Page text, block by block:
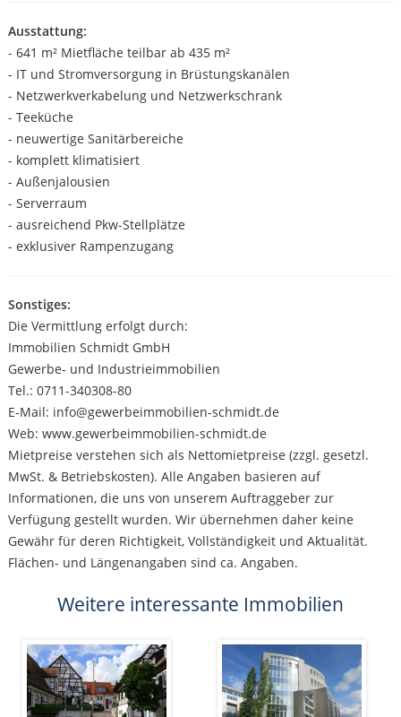
Ausstattung:
- 641 m² Mietfläche teilbar ab 435 m²
- IT und Stromversorgung in Brüstungskanälen
- Netzwerkverkabelung und Netzwerkschrank
- Teeküche
- neuwertige Sanitärbereiche
- komplett klimatisiert
- Außenjalousien
- Serverraum
- ausreichend Pkw-Stellplätze
- exklusiver Rampenzugang
Sonstiges:
Die Vermittlung erfolgt durch:
Immobilien Schmidt GmbH
Gewerbe- und Industrieimmobilien
Tel.: 0711-340308-80
E-Mail: info@gewerbeimmobilien-schmidt.de
Web: www.gewerbeimmobilien-schmidt.de
Mietpreise verstehen sich als Nettomietpreise (zzgl. gesetzl.
MwSt. & Betriebskosten). Alle Angaben basieren auf
Informationen, die uns von unserem Auftraggeber zur
Verfügung gestellt wurden. Wir übernehmen daher keine
Gewähr für deren Richtigkeit, Vollständigkeit und Aktualität.
Flächen- und Längenangaben sind ca. Angaben.
Weitere interessante Immobilien